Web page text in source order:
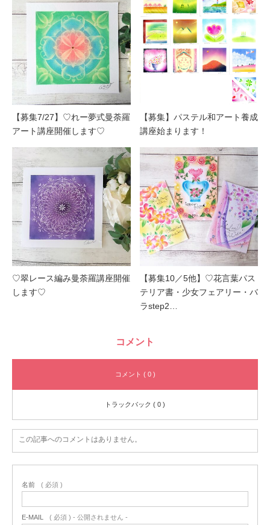
【募集7/27】♡れー夢式曼荼羅
アート講座開催します♡
【募集】パステル和アート養成
講座始まります！
♡翠レース編み曼荼羅講座開催
します♡
【募集10／5他】♡花言葉パス
テリア書・少女フェアリー・バ
ラstep2…
コメント
コメント ( 0 )
トラックバック ( 0 )
この記事へのコメントはありません。
名前 ( 必須 )
E-MAIL ( 必須 ) - 公開されません -